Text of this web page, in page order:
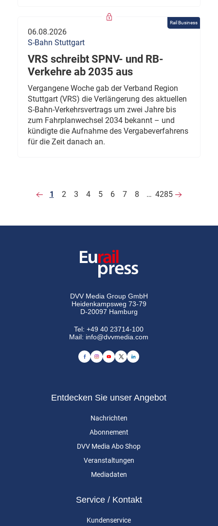
Rail Business
06.08.2026
S-Bahn Stuttgart
VRS schreibt SPNV- und RB-
Verkehre ab 2035 aus
Vergangene Woche gab der Verband Region
Stuttgart (VRS) die Verlängerung des aktuellen
S-Bahn-Verkehrsvertrags um zwei Jahre bis
zum Fahrplanwechsel 2034 bekannt – und
kündigte die Aufnahme des Vergabeverfahrens
für die Zeit danach an.
1 2 3 4 5 6 7 8 … 4285
DVV Media Group GmbH
Heidenkampsweg 73-79
D-20097 Hamburg
Tel:+49 40 23714-100
Mail: info@dvvmedia.com
Entdecken Sie unser Angebot
Nachrichten
Abonnement
DVV Media Abo Shop
Veranstaltungen
Mediadaten
Service / Kontakt
Kundenservice